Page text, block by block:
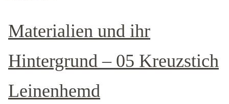
Materialien und ihr
Hintergrund – 05 Kreuzstich
Leinenhemd